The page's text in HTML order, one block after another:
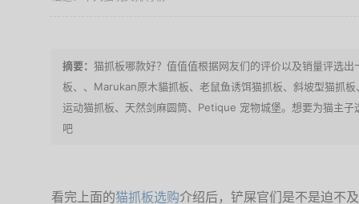
猫抓板哪款好？值值值根据网友们的评价以及销量评选
板、、Marukan原木貓抓板、老鼠鱼诱饵猫抓板、斜坡型猫抓
运动猫抓板、天然剑麻圆筒、Petique 宠物城堡。想要为猫主
吧
看完上面的猫抓板选购介绍后，铲屎官们是不是迫不